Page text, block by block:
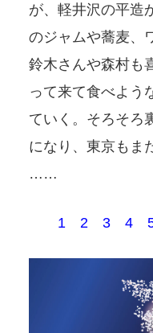
が、軽井沢の平造
のジャムや蕎麦、
鈴木さんや森村も
って来て食べよう
ていく。そろそろ
になり、東京もま
……
1 2 3 4